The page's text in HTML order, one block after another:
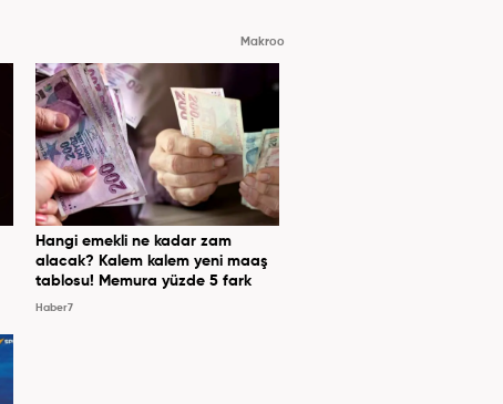
Makroo
Hangi emekli ne kadar zam
alacak? Kalem kalem yeni maaş
tablosu! Memura yüzde 5 fark
Haber7